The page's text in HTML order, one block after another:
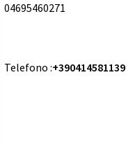
04695460271
Telefono :+390414581139